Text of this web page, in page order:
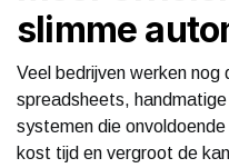
slimme
Veel bedrijven werken nog
spreadsheets,
systemen die
kost tijd en vergroot de